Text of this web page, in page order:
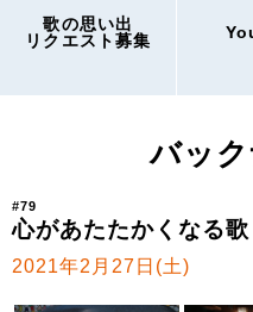
歌の思い出
リクエスト募集
バッ
#79
心があたたかくなる歌
2021年2月27日(土)